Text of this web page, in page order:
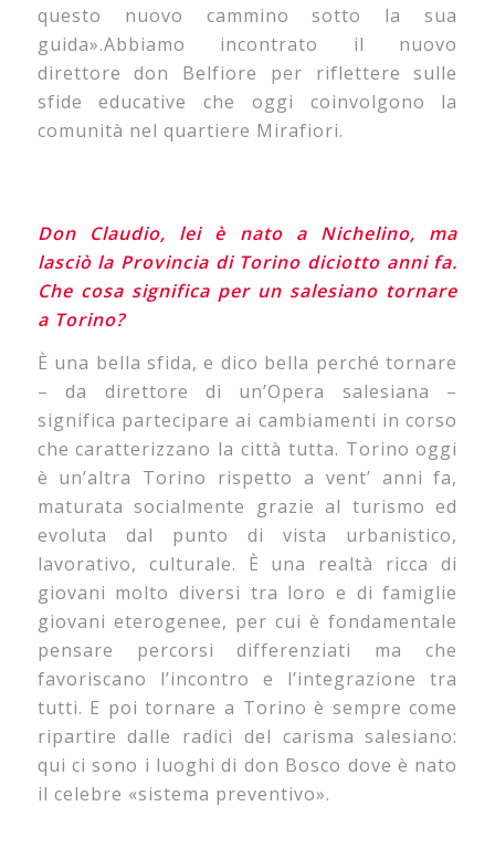
questo nuovo cammino sotto la sua
guida».Abbiamo incontrato il nuovo
direttore don Belfiore per riflettere sulle
sfide educative che oggi coinvolgono la
comunità nel quartiere Mirafiori.
Don Claudio, lei è nato a Nichelino, ma
lasciò la Provincia di Torino diciotto anni fa.
Che cosa significa per un salesiano tornare
a Torino?
È una bella sfida, e dico bella perché tornare
– da direttore di un’Opera salesiana –
significa partecipare ai cambiamenti in corso
che caratterizzano la città tutta. Torino oggi
è un’altra Torino rispetto a vent’ anni fa,
maturata socialmente grazie al turismo ed
evoluta dal punto di vista urbanistico,
lavorativo, culturale. È una realtà ricca di
giovani molto diversi tra loro e di famiglie
giovani eterogenee, per cui è fondamentale
pensare percorsi differenziati ma che
favoriscano l’incontro e l’integrazione tra
tutti. E poi tornare a Torino è sempre come
ripartire dalle radici del carisma salesiano:
qui ci sono i luoghi di don Bosco dove è nato
il celebre «sistema preventivo».